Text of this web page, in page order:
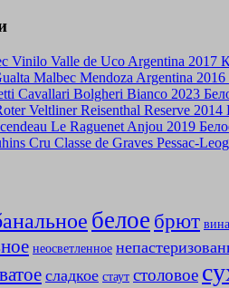
Vinilo Valle de Uco Argentina 2017
Malbec Mendoza Argentina
Cavallari Bolgheri Bianco 2023
Veltliner Reisenthal Reserve
Le Raguenet Anjou 2019
Cru Classe de Graves Pessac-
белое брют
неосветленное
сладкое стаут столовое